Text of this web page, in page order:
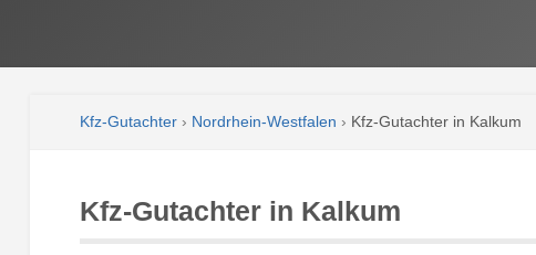
Kfz-Gutachter› Nordrhein-Westfalen › Kfz-Gutachter in Kalkum
Kfz-Gutachter in Kalkum